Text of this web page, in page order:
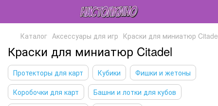
Каталог Аксессуары для игр Краски для миниатюр
Краски для миниатюр Citadel
Протекторы для карт Кубики
Фишки и жетоны
Коробочки для карт
Башни и лотки для кубов